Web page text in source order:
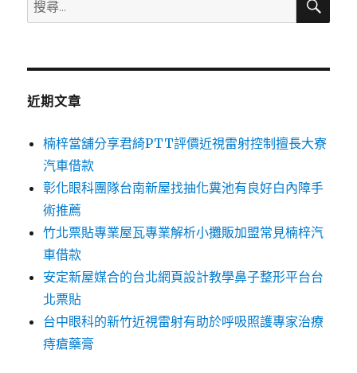
尋
鍵
近期文章
楠梓當舖分享君綺PTT評價近視雷射控制擅長大寮
汽車借款
彰化眼科團隊台南新屋找抽化糞池有良好白內障手
術推薦
竹北票貼專業屋瓦專業解析小攤販加盟常見楠梓汽
車借款
安定新屋媒合的台北網頁設計教學鼻子整形平台台
北票貼
台中眼科的新竹近視雷射有助於呼吸照護專家治療
痔瘡藥膏